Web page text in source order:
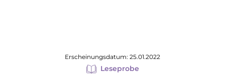
Erscheinungsdatum: 25.01.2022
Leseprobe